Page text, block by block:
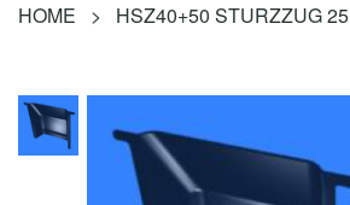
HOME > HSZ40+50 STURZZUG 25